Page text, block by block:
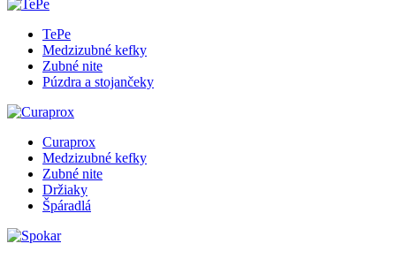
TePe
Medzizubné kefky
Zubné nite
Púzdra a stojančeky
Curaprox
Medzizubné kefky
Zubné nite
Držiaky
Špáradlá